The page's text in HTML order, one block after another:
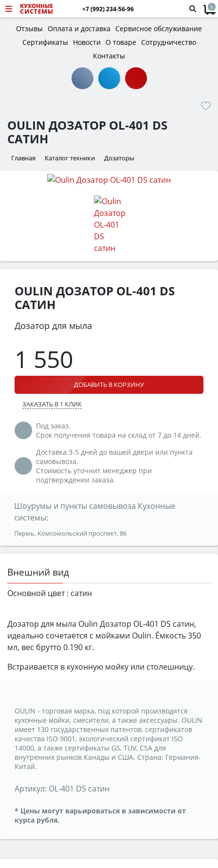
+7 (992) 234-56-96 0
Отзывы Оплата и доставка Сервисное обслуживание
Сертификаты
Новости О товаре Сотрудничество
Контакты
OULIN ДОЗАТОР OL-401 DS
САТИН
Главная Каталог техники Дозаторы
OULIN ДОЗАТОР OL-401 DS
САТИН
Дозатор для мыла
1 550
ДОБАВИТЬ В КОРЗИНУ
ЗАКАЗАТЬ В 1 КЛИК
Под заказ.
Срок получения товара на склад от 7 до 14 дней.
Доставка 3-5 дней до вашей двери или пункта
самовывоза.
Стоимость уточнит менеджер при
подтверждении заказа.
Шоурумы и пункты самовывоза Кухонные
системы:
Пермь, Комсомольский проспект, 86
Внешний вид
Основной цвет : сатин
Дозатор для мыла Oulin Дозатор OL-401 DS сатин,
идеально сочетается с мойками Oulin. Ёмкость 350
мл, вес брутто 0.190 кг.
Встраивается в кухонную мойку или столешницу.
OULIN - торговая марка, под которой производятся
кухонные мойки, смесители, а также аксессуары. OULIN
имеет 130 государственных патентов, сертификатов
качества ISO 9001, экологический сертификат ISO
14000, а также сертификаты GS, TUV, CSA для
внутренних рынков Канады и США. Страна: Германия-
Китай.
Артикул: OL-401 DS сатин
* Цены могут варьироваться в зависимости от
курса рубля.